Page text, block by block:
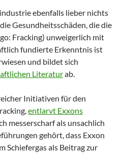
ebenfalls lieber nichts
Gesundheitsschäden, die die
Fracking) unweigerlich mit
fundierte Erkenntnis ist
und bildet sich
Literaturab.
Initiativen für den
entlarvt Exxons
messerscharf als unsachlich
gehört, dass Exxon
Schiefergas als Beitrag zur